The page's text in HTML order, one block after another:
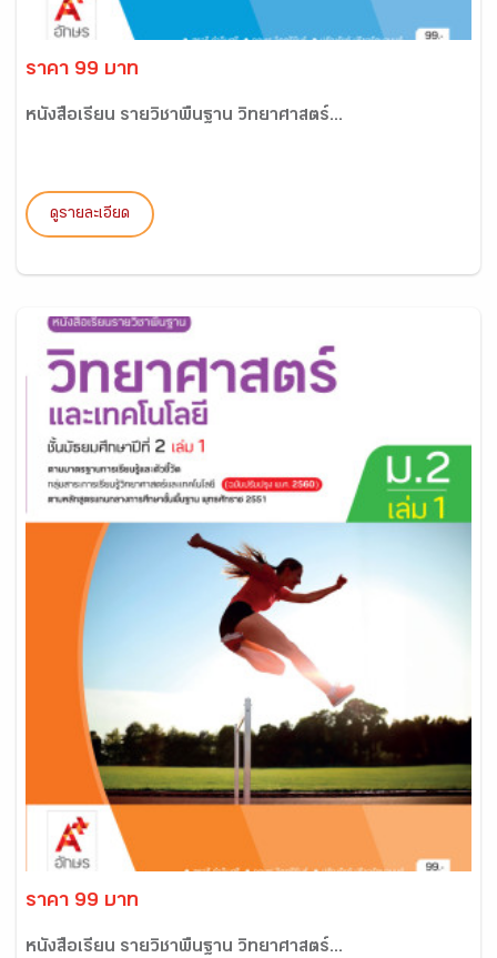
ราคา 99 บาท
หนังสือเรียน รายวิชาพื้นฐาน วิทยาศาสตร์...
ดูรายละเอียด
ราคา 99 บาท
หนังสือเรียน รายวิชาพื้นฐาน วิทยาศาสตร์...